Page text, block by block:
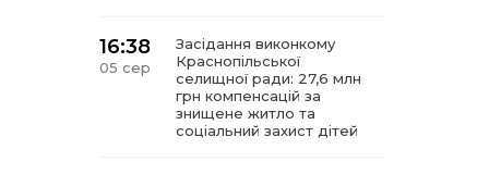
16:38
05 сер
Засідання виконкому
Краснопільської
селищної ради: 27,6 млн
грн компенсацій за
знищене житло та
соціальний захист дітей